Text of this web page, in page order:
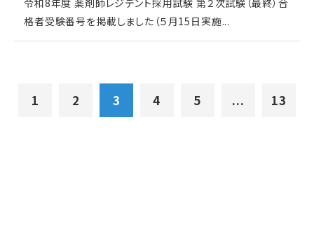
令和8年度 薬剤師レジデント採用試験 第２次試験（最終）合
格者受験番号を掲載しました（５月15日実施...
1 2 3 4 5 ... 13